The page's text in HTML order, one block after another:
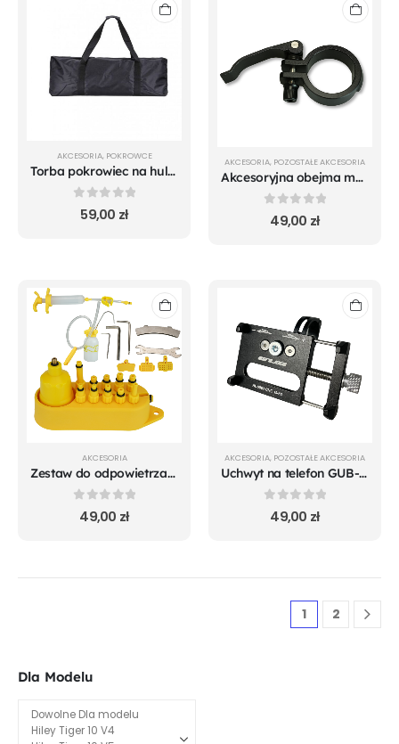
AKCESORIA, POKROWCE
Torba pokrowiec na hulajnogę elektryczną rozmiar L
0out of 5
59,00 zł
AKCESORIA, POZOSTAŁE AKCESORIA
Akcesoryjna obejma mechanizmu składania Hiley Tiger 10 V4
out of 5
49,00 zł
AKCESORIA
Zestaw do odpowietrzania hamulców hydraulicznych
out of 5
49,00 zł
AKCESORIA, POZOSTAŁE AKCESORIA
Uchwyt na telefon GUB-85
out of 5
49,00 zł
1 2
Dla Modelu